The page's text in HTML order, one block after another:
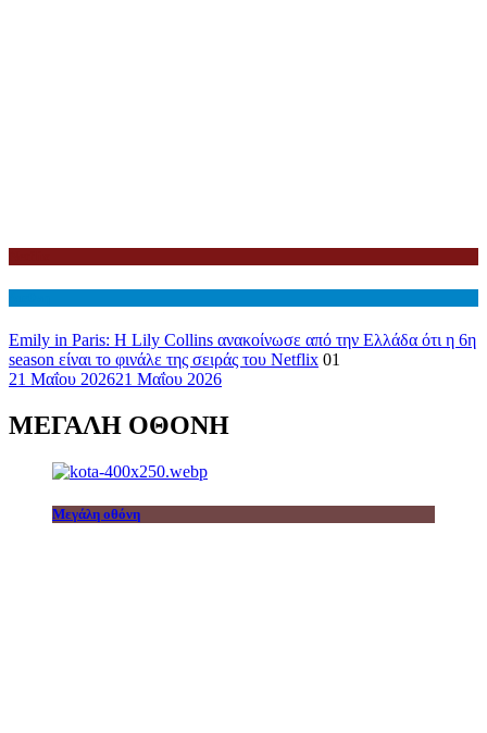
Emily in Paris: Η Lily Collins ανακοίνωσε από την Ελλάδα ότι η 6η
season είναι το φινάλε της σειράς του Netflix 01
21 Μαΐου 202621 Μαΐου 2026
ΜΕΓΑΛΗ ΟΘΟΝΗ
Μεγάλη οθόνη